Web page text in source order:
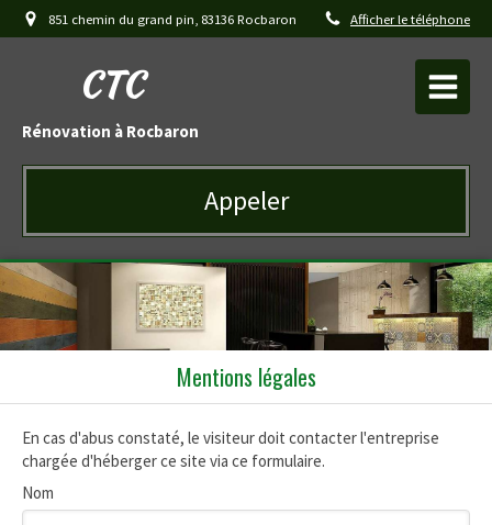
851 chemin du grand pin, 83136 Rocbaron Afficher le téléphone
CTC
Rénovation à Rocbaron
Appeler
Mentions légales
En cas d'abus constaté, le visiteur doit contacter l'entreprise
chargée d'héberger ce site via ce formulaire.
Nom